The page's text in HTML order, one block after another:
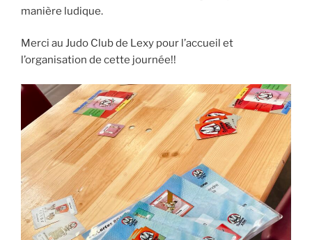
manière ludique.
Merci au Judo Club de Lexy pour l’accueil et
l’organisation de cette journée!!